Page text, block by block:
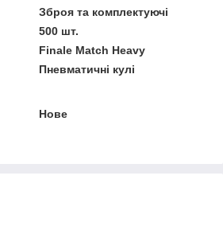
Зброя та комплектуючі
500 шт.
Finale Match Heavy
Пневматичні кулі
Нове